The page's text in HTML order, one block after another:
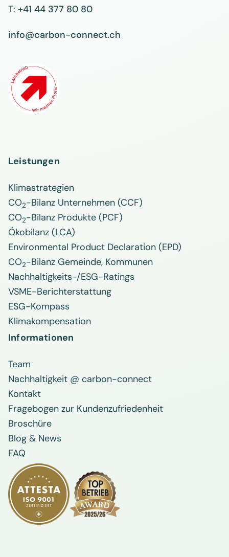
T: +41 44 377 80 80
info@carbon-connect.ch
Leistungen
Klimastrategien
CO2-Bilanz Unternehmen (CCF)
CO2-Bilanz Produkte (PCF)
Ökobilanz (LCA)
Environmental Product Declaration (EPD)
CO2-Bilanz Gemeinde, Kommunen
Nachhaltigkeits-/ESG-Ratings
VSME-Berichterstattung
ESG-Kompass
Klimakompensation
Informationen
Team
Nachhaltigkeit @ carbon-connect
Kontakt
Fragebogen zur Kundenzufriedenheit
Broschüre
Blog & News
FAQ